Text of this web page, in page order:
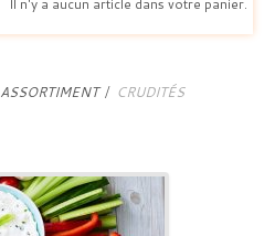
ASSORTIMENT CRUDITÉS